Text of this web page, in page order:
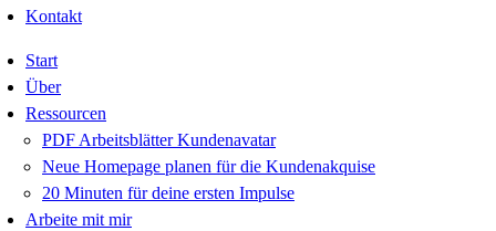
Kontakt
Start
Über
Ressourcen
PDF Arbeitsblätter Kundenavatar
Neue Homepage planen für die Kundenakquise
20 Minuten für deine ersten Impulse
Arbeite mit mir